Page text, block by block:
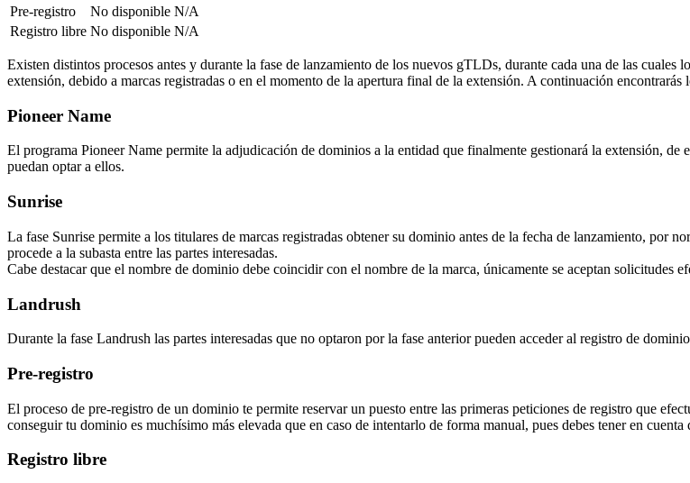
Pre-registro
No disponible N/A
Registro libre No disponible N/A
Existen distintos procesos antes y durante la fase de lanzamiento de los nuevos gTLDs, durante cada una de las
extensión, debido a marcas registradas o en el momento de la apertura final de la extensión. A continuación
Pioneer Name
El programa Pioneer Name permite la adjudicación de dominios a la entidad que finalmente gestionará la extensión, de
puedan optar a ellos.
Sunrise
La fase Sunrise permite a los titulares de marcas registradas obtener su dominio antes de la fecha de lanzamiento, por
procede a la subasta entre las partes interesadas.
Cabe destacar que el nombre de dominio debe coincidir con el nombre de la marca, únicamente se aceptan solicitudes
Landrush
Durante la fase Landrush las partes interesadas que no optaron por la fase anterior pueden acceder al registro de
Pre-registro
El proceso de pre-registro de un dominio te permite reservar un puesto entre las primeras peticiones de registro que
conseguir tu dominio es muchísimo más elevada que en caso de intentarlo de forma manual, pues debes tener en
Registro libre